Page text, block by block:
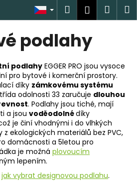
Hledat
podlahy
podlahy EGGER PRO jsou vysoce
pro bytové i komerční prostory.
díky zámkovému systému
odolnosti 33 zaručuje dlouhou
. Podlahy jsou tiché, mají
a jsou voděodolnédíky
je činí vhodnými i do vlhkých
z ekologických materiálů bez PVC,
domácnosti a 5letou pro
je možná plovoucím
lepením.
jak vybrat designovou podlahu.